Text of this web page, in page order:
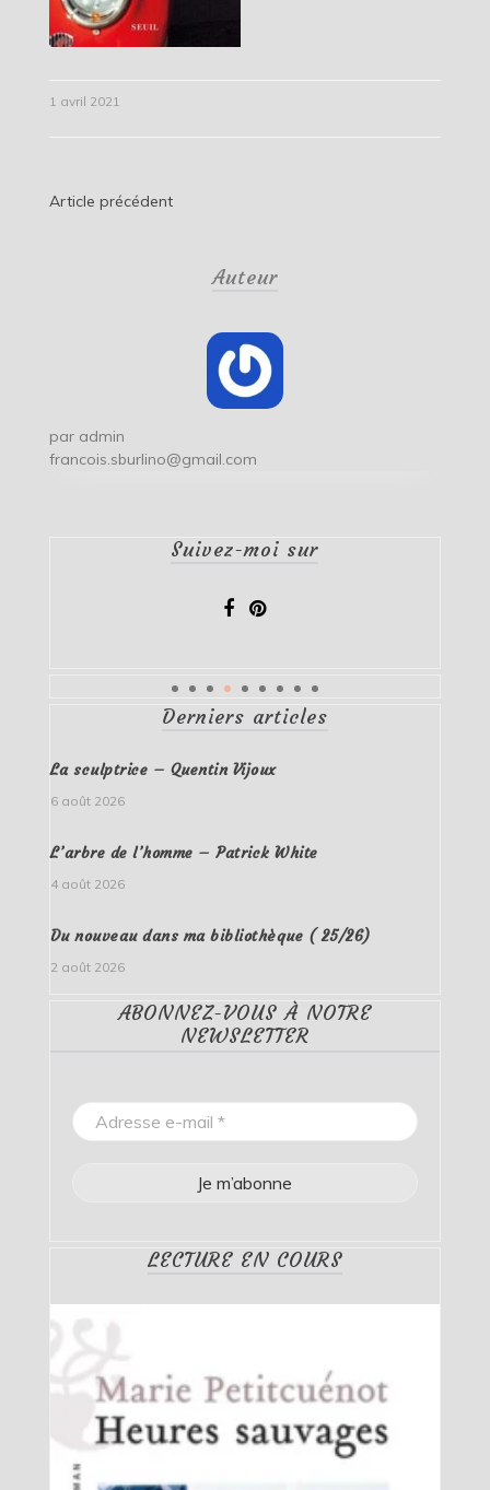
1 avril 2021
Navigation
Article précédent
Auteur
par admin
francois.sburlino@gmail.com
Suivez-moi sur
Derniers articles
La sculptrice – Quentin Vijoux
6 août 2026
L’arbre de l’homme – Patrick White
4 août 2026
Du nouveau dans ma bibliothèque ( 25/26)
2 août 2026
ABONNEZ-VOUS À NOTRE
NEWSLETTER
LECTURE EN COURS